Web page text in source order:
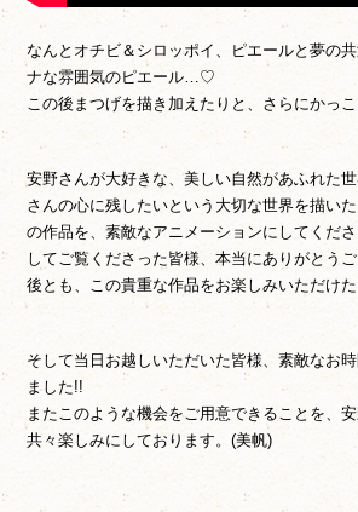
なんとオチビ＆シロッポイ、ピエールと夢の
ナな雰囲気のピエール…♡
この後まつげを描き加えたりと、さらにかっ
安野さんが大好きな、美しい自然があふれた
さんの心に残したいという大切な世界を描い
の作品を、素敵なアニメーションにしてくだ
してご覧くださった皆様、本当にありがとう
後とも、この貴重な作品をお楽しみいただけた
そして当日お越しいただいた皆様、素敵なお
ました!!
またこのような機会をご用意できることを、
共々楽しみにしております。(美帆)